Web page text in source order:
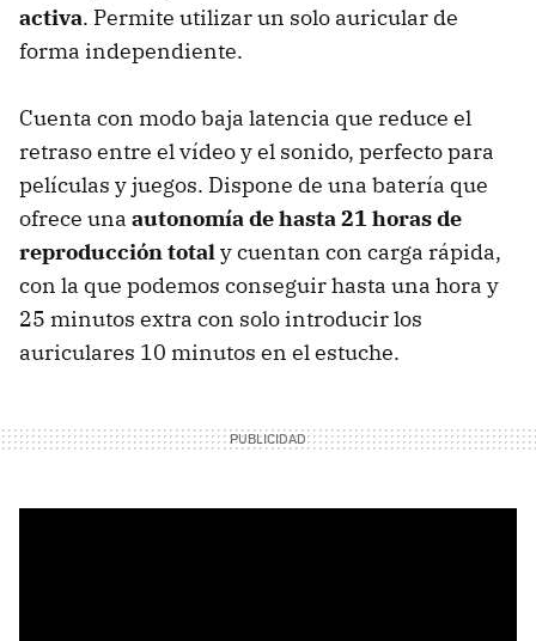
activa. Permite utilizar un solo auricular de
forma independiente.
Cuenta con modo baja latencia que reduce el
retraso entre el vídeo y el sonido, perfecto para
películas y juegos.​ Dispone de una batería que
ofrece una autonomía de hasta21 horas de
reproducción totaly cuentan con carga rápida,
con la que podemos conseguir hasta una hora y
25 minutos extra con solo introducir los
auriculares 10 minutos en el estuche.